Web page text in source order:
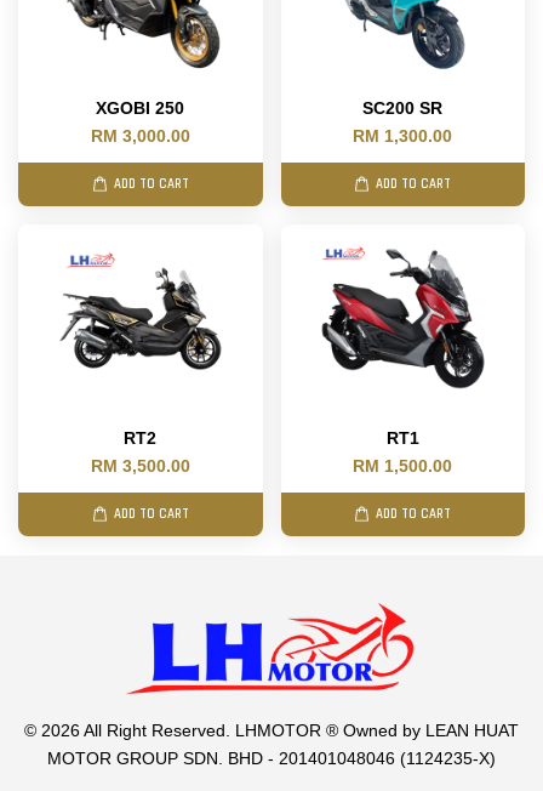
XGOBI 250
RM 3,000.00
ADD TO CART
SC200 SR
RM 1,300.00
ADD TO CART
RT2
RM 3,500.00
ADD TO CART
RT1
RM 1,500.00
ADD TO CART
© 2026 All Right Reserved. LHMOTOR ® Owned by LEAN HUAT
MOTOR GROUP SDN. BHD - 201401048046 (1124235-X)